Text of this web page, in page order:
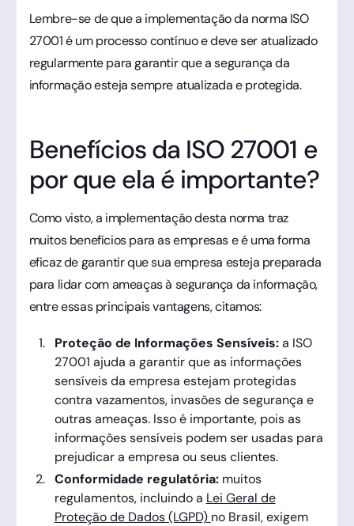
Lembre-se de que a implementação da norma ISO
27001 é um processo contínuo e deve ser atualizado
regularmente para garantir que a segurança da
informação esteja sempre atualizada e protegida.
Benefícios da ISO 27001 e
por que ela é importante?
Como visto, a implementação desta norma traz
muitos benefícios para as empresas e é uma forma
eficaz de garantir que sua empresa esteja preparada
para lidar com ameaças à segurança da informação,
entre essas principais vantagens, citamos:
Proteção de Informações Sensíveis:a ISO
27001 ajuda a garantir que as informações
sensíveis da empresa estejam protegidas
contra vazamentos, invasões de segurança e
outras ameaças. Isso é importante, pois as
informações sensíveis podem ser usadas para
prejudicar a empresa ou seus clientes.
Conformidade regulatória:muitos
regulamentos, incluindo a Lei Geral de
Proteção de Dados (LGPD) no Brasil, exigem